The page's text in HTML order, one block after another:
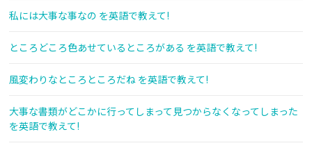
私には大事な事なの を英語で教えて!
ところどころ色あせているところがある を英語で教えて!
風変わりなところところだね を英語で教えて!
大事な書類がどこかに行ってしまって見つからなくなってしまった
を英語で教えて!